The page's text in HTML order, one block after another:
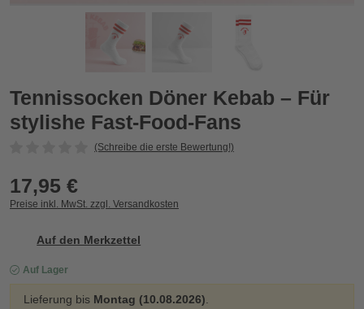
Tennissocken Döner Kebab – Für stylishe Fast-Food-Fans
Tennissocken Döner Kebab – Für
stylishe Fast-Food-Fans
(Schreibe die erste Bewertung!)
17,95 €
Preise inkl. MwSt. zzgl. Versandkosten
Auf den Merkzettel
Auf Lager
Lieferung bis Montag (10.08.2026).